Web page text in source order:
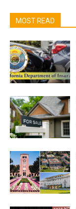
MOST READ